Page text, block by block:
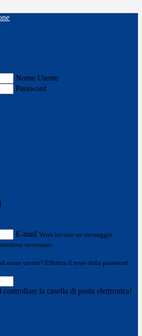
Nome Utente
Password
E-mail Verrà inviato un messaggio
necessarie.
nome utente? Effettua il reset della password
la casella di posta elettronica!